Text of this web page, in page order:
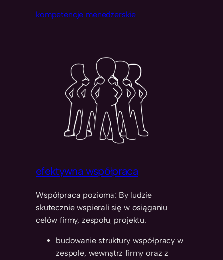
kompetencje menedżerskie
efektywna współpraca
Współpraca pozioma: By ludzie
skutecznie wspierali się w osiąganiu
celów firmy, zespołu, projektu.
budowanie struktury współpracy w
zespole, wewnątrz firmy oraz z